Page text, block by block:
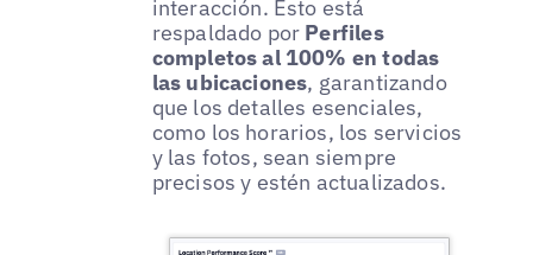
interacción. Esto está
respaldado por Perfiles
completos al 100% en todas
las ubicaciones, garantizando
que los detalles esenciales,
como los horarios, los servicios
y las fotos, sean siempre
precisos y estén actualizados.